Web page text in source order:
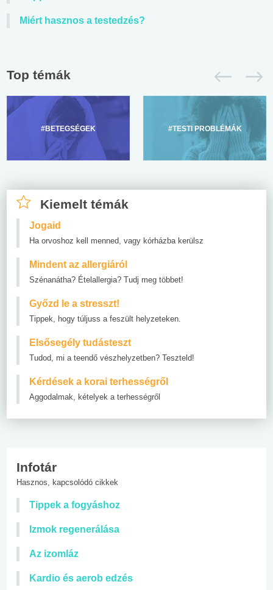
Miért hasznos a testedzés?
Top témák
#BETEGSÉGEK #TESTI PROBLÉMÁK
Kiemelt témák
Jogaid
Ha orvoshoz kell menned, vagy kórházba kerülsz
Mindent az allergiáról
Szénanátha? Ételallergia? Tudj meg többet!
Győzd le a stresszt!
Tippek, hogy túljuss a feszült helyzeteken.
Elsősegély tudásteszt
Tudod, mi a teendő vészhelyzetben? Teszteld!
Kérdések a korai terhességről
Aggodalmak, kételyek a terhességről
Infotár
Hasznos, kapcsolódó cikkek
Tippek a fogyáshoz
Izmok regenerálása
Az izomláz
Kardio és aerob edzés